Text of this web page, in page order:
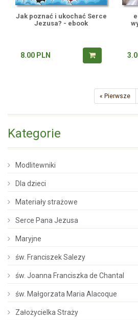
Jak poznać i ukochać Serce
Jezusa? - ebook
8.00 PLN
« Pierwsze
Kategorie
Modlitewniki
Dla dzieci
Materiały strażowe
Serce Pana Jezusa
Maryjne
św. Franciszek Salezy
św. Joanna Franciszka de Chantal
św. Małgorzata Maria Alacoque
Założycielka Straży